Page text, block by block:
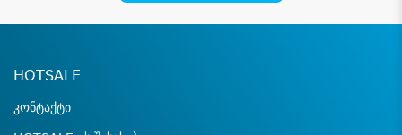
HOTSALE
კონტაქტი